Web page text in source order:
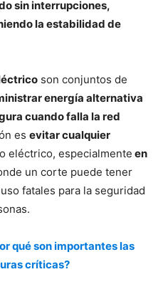
sin interrupciones,
la estabilidad de
son conjuntos de
energía alternativa
cuando falla la red
es evitar cualquier
eléctrico, especialmente en
un corte puede tener
fatales para la seguridad
qué son importantes las
críticas?